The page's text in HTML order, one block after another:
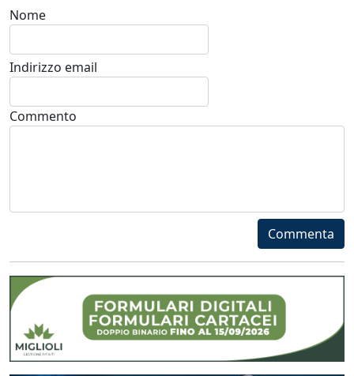
Nome
Indirizzo email
Commento
Commenta